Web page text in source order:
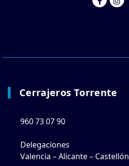
Cerrajeros Torrente
960 73 07 90
Delegaciones
Valencia – Alicante – Castellón